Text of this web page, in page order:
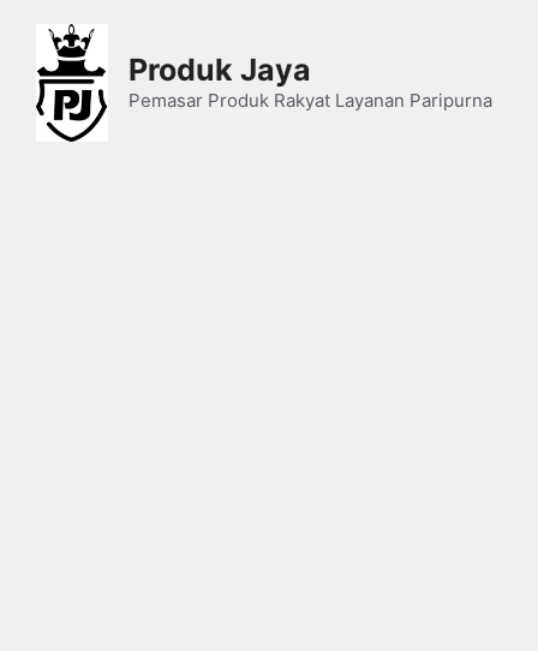
content
Produk Jaya
Pemasar Produk Rakyat Layanan Paripurna